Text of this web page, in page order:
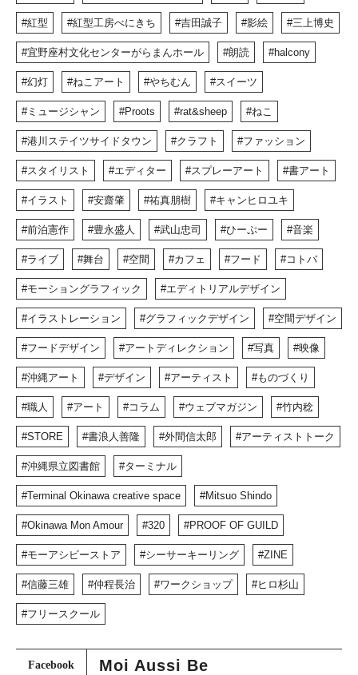
紅型 紅型工房べにきち 吉田誠子 影絵 三上博史
宜野座村文化センターがらまんホール 朗読 halcony
幻灯 ねこアート やちむん スイーツ
ミュージシャン Proots rat&sheep ねこ
港川ステイツサイドタウン クラフト ファッション
スタイリスト エディター スプレーアート 書アート
イラスト 安齋肇 祐真朋樹 キャンヒロユキ
前泊憲作 豊永盛人 武山忠司 ひーぷー 音楽
ライブ 舞台 空間 カフェ フード コトバ
モーショングラフィック エディトリアルデザイン
イラストレーション グラフィックデザイン 空間デザイン
フードデザイン アートディレクション 写真 映像
沖縄アート デザイン アーティスト ものづくり
職人 アート コラム ウェブマガジン 竹内稔
STORE 書浪人善隆 外間信太郎 アーティストトーク
沖縄県立図書館 ターミナル
Terminal Okinawa creative space Mitsuo Shindo
Okinawa Mon Amour 320 PROOF OF GUILD
モーアシビーストア シーサーキーリング ZINE
信藤三雄 仲程長治 ワークショップ ヒロ杉山
フリースクール
Moi Aussi Be
Facebook